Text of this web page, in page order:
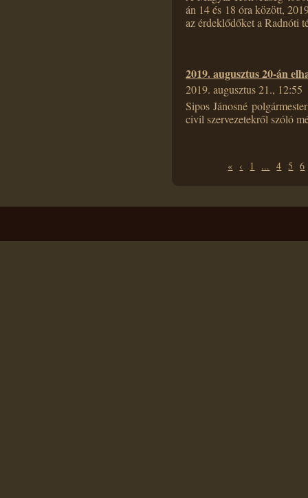
án 14 és 18 óra között,
az érdeklődőket a Radnóti
2019. augusztus 20-án
2019. augusztus 21., 12:55
Sipos Jánosné
civil szervezetekről szóló
« ‹ 1 ... 4 5 6